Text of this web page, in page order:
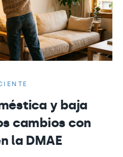
y baja
cambios con
la DMAE